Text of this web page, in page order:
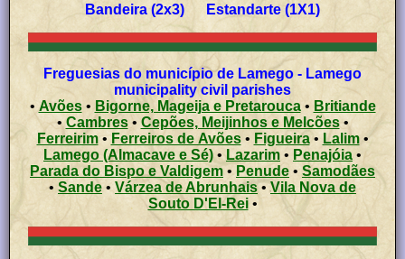
Bandeira (2x3) Estandarte (1X1)
Freguesias do município de Lamego - Lamego
municipality civil parishes
• Avões• Bigorne, Mageija e Pretarouca• Britiande
•Cambres• Cepões, Meijinhos e Melcões•
Ferreirim• Ferreiros de Avões• Figueira• Lalim•
Lamego (Almacave e Sé)• Lazarim • Penajóia •
Parada do Bispo e Valdigem• Penude • Samodães
• Sande •Várzea de Abrunhais •Vila Nova de
Souto D'El-Rei•